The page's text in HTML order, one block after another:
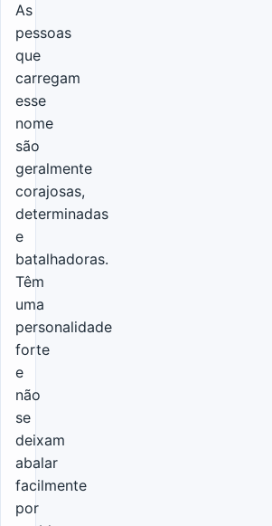
As
pessoas
que
carregam
esse
nome
são
geralmente
corajosas,
determinadas
e
batalhadoras.
Têm
uma
personalidade
forte
e
não
se
deixam
abalar
facilmente
por